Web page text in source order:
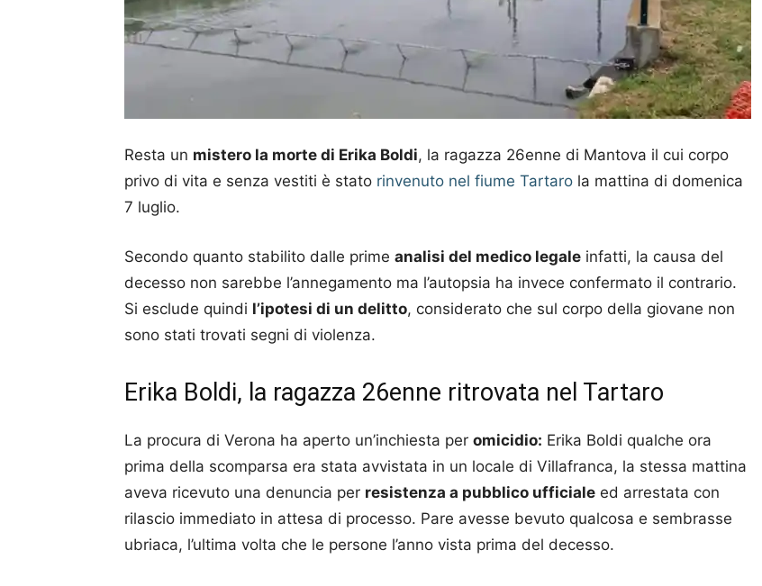
Resta un mistero la morte di Erika Boldi, la ragazza 26enne di Mantova il cui corpo
privo di vita e senza vestiti è stato rinvenuto nel fiume Tartaro la mattina di domenica
7 luglio.
Secondo quanto stabilito dalle prime analisi del medico legale infatti, la causa del
decesso non sarebbe l’annegamento ma l’autopsia ha invece confermato il contrario.
Si esclude quindi l’ipotesi di un delitto, considerato che sul corpo della giovane non
sono stati trovati segni di violenza.
Erika Boldi, la ragazza 26enne ritrovata nel Tartaro
La procura di Verona ha aperto un’inchiesta per omicidio: Erika Boldi qualche ora
prima della scomparsa era stata avvistata in un locale di Villafranca, la stessa mattina
aveva ricevuto una denuncia per resistenza a pubblico ufficiale ed arrestata con
rilascio immediato in attesa di processo. Pare avesse bevuto qualcosa e sembrasse
ubriaca, l’ultima volta che le persone l’anno vista prima del decesso.